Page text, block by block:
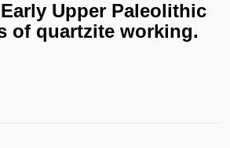
Upper Paleolithic
of quartzite working.